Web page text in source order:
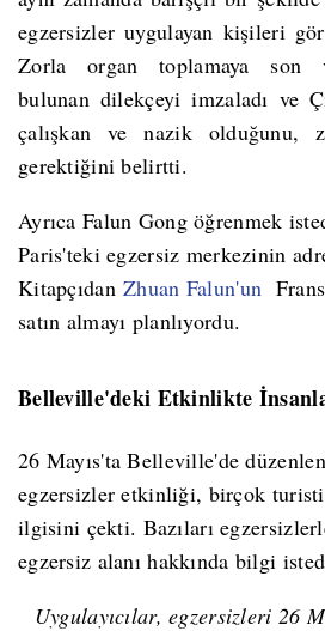
egzersizler uygulayan kişileri
Zorla organ toplamaya son
bulunan dilekçeyi imzaladı ve
çalışkan ve nazik olduğunu,
gerektiğini belirtti.
Ayrıca Falun Gong öğrenmek
Paris'teki egzersiz merkezinin
KitapçıdanZhuan Falun'un
satın almayı planlıyordu.
Belleville'deki Etkinlikte
26 Mayıs'ta Belleville'de
egzersizler etkinliği, birçok
ilgisini çekti. Bazıları
egzersiz alanı hakkında bilgi
Uygulayıcılar, egzersizleri 26